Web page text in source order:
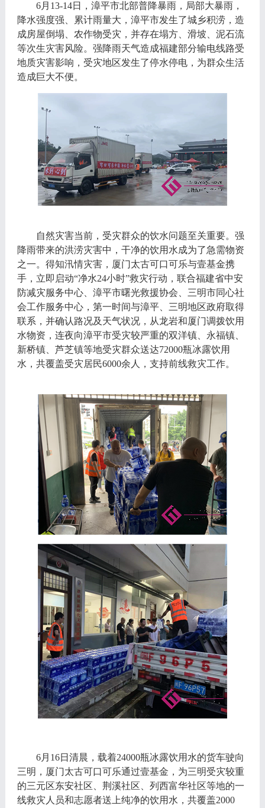
6月13-14日，漳平市北部普降暴雨，局部大暴雨，
降水强度强、累计雨量大，漳平市发生了城乡积涝，造
成房屋倒塌、农作物受灾，并存在塌方、滑坡、泥石流
等次生灾害风险。强降雨天气造成福建部分输电线路受
地质灾害影响，受灾地区发生了停水停电，为群众生活
造成巨大不便。
自然灾害当前，受灾群众的饮水问题至关重要。强
降雨带来的洪涝灾害中，干净的饮用水成为了急需物资
之一。 得知汛情灾害，厦门太古可口可乐与壹基金携
手，立即 启动“净水24小时”救灾行动， 联合福建省中安
防减灾服务中心、 漳平市曙光救援协会
三明市同心社
会工作服务中心， 第一时间与漳平、三明地区政府取得
联系， 并确认路况及天气状况，从龙岩和厦门调拨饮用
水物资，连夜向漳平市受灾较严重的双洋镇、永福镇、
新桥镇、芦芝镇等地受灾群众送达72000瓶冰露饮用
水 ，共覆盖受灾居民6000余人 ，支持前线救灾工作。
6月 16日清晨 ，载着24000瓶冰露饮用水的货车驶向
三明 ， 厦门太古可口可乐通过壹基金， 为三明受灾较重
的三元区东安社区、荆溪社区 、列西富华社区等地的一
线救灾人员和志愿者送上纯净的饮用水，共覆盖2000